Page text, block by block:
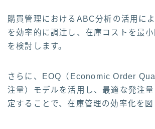
購買管理におけるABC分析の活用に
を効率的に調達し、在庫コストを最
を検討します。
さらに、EOQ（Economic Order
注量）モデルを活用し、最適な発注
定することで、在庫管理の効率化を図